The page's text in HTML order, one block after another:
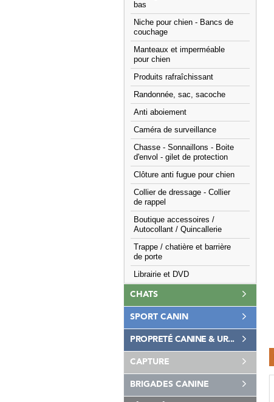
bas
Niche pour chien - Bancs de
couchage
Manteaux et imperméable
pour chien
Produits rafraîchissant
Randonnée, sac, sacoche
Anti aboiement
Caméra de surveillance
Chasse - Sonnaillons - Boite
d'envol - gilet de protection
Clôture anti fugue pour chien
Collier de dressage - Collier
de rappel
Boutique accessoires /
Autocollant / Quincallerie
Trappe / chatière et barrière
de porte
Librairie et DVD
CHATS
SPORT CANIN
PROPRETÉ CANINE & UR...
CAPTURE
BRIGADES CANINE